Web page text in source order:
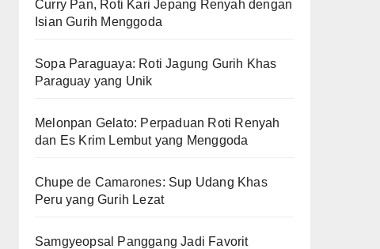
Curry Pan, Roti Kari Jepang Renyah dengan
Isian Gurih Menggoda
Sopa Paraguaya: Roti Jagung Gurih Khas
Paraguay yang Unik
Melonpan Gelato: Perpaduan Roti Renyah
dan Es Krim Lembut yang Menggoda
Chupe de Camarones: Sup Udang Khas
Peru yang Gurih Lezat
Samgyeopsal Panggang Jadi Favorit